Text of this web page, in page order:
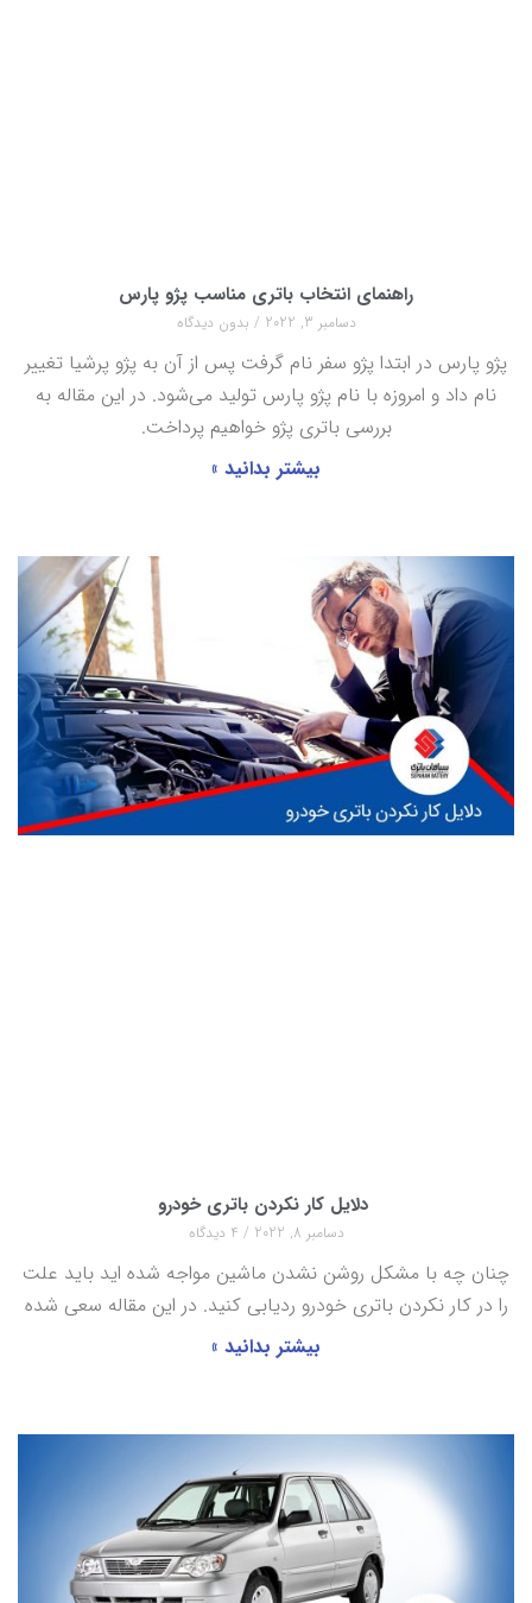
راهنمای انتخاب باتری مناسب پژو پارس
دسامبر 3, 2022 بدون دیدگاه
پژو پارس در ابتدا پژو سفر نام گرفت پس از آن به پژو پرشیا تغییر
نام داد و امروزه با نام پژو پارس تولید می‌شود. در این مقاله به
بررسی باتری پژو خواهیم پرداخت.
بیشتر بدانید »
دلایل کار نکردن باتری خودرو
دسامبر 8, 2022
چنان چه با مشکل روشن نشدن ماشین مواجه شده اید باید علت
را در کار نکردن باتری خودرو ردیابی کنید. در این مقاله سعی شده
بیشتر بدانید »